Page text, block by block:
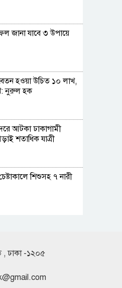
জানা যাবে ৩ উপায়ে
বেতন হওয়া উচিত ১০ লাখ,
নুরুল হক
আটকা ঢাকাগামী
শতাধিক যাত্রী
শিশুসহ ৭ নারী
কোনো সুযোগ নেই:
, ঢাকা -১২০৫